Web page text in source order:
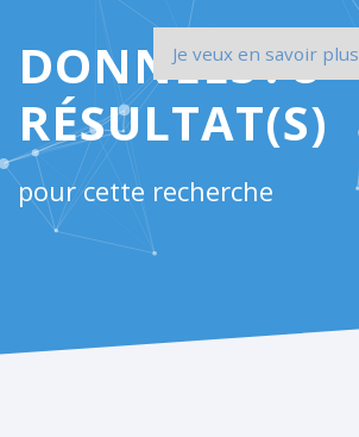
Je veux en savoir plus
DONNEES:8
RÉSULTAT(S)
pour cette recherche